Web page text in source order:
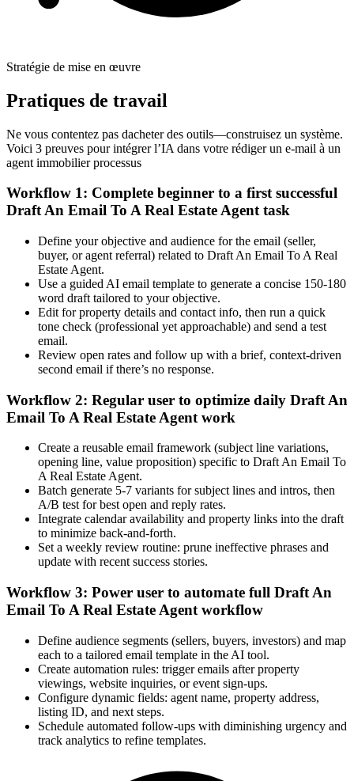
Stratégie de mise en œuvre
Pratiques de travail
Ne vous contentez pas dacheter des outils—construisez un système.
Voici 3 preuves pour intégrer l’IA dans votre rédiger un e-mail à un
agent immobilier processus
Workflow 1: Complete beginner to a first successful
Draft An Email To A Real Estate Agent task
Define your objective and audience for the email (seller,
buyer, or agent referral) related to Draft An Email To A Real
Estate Agent.
Use a guided AI email template to generate a concise 150-180
word draft tailored to your objective.
Edit for property details and contact info, then run a quick
tone check (professional yet approachable) and send a test
email.
Review open rates and follow up with a brief, context-driven
second email if there’s no response.
Workflow 2: Regular user to optimize daily Draft An
Email To A Real Estate Agent work
Create a reusable email framework (subject line variations,
opening line, value proposition) specific to Draft An Email To
A Real Estate Agent.
Batch generate 5-7 variants for subject lines and intros, then
A/B test for best open and reply rates.
Integrate calendar availability and property links into the draft
to minimize back-and-forth.
Set a weekly review routine: prune ineffective phrases and
update with recent success stories.
Workflow 3: Power user to automate full Draft An
Email To A Real Estate Agent workflow
Define audience segments (sellers, buyers, investors) and map
each to a tailored email template in the AI tool.
Create automation rules: trigger emails after property
viewings, website inquiries, or event sign-ups.
Configure dynamic fields: agent name, property address,
listing ID, and next steps.
Schedule automated follow-ups with diminishing urgency and
track analytics to refine templates.